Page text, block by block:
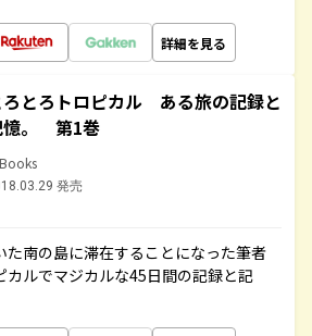
詳細を見る
ろとろトロピカル ある旅の記録と
憶。 第1巻
発売
た南の島に滞在することになった筆者
カルでマジカルな45日間の記録と記